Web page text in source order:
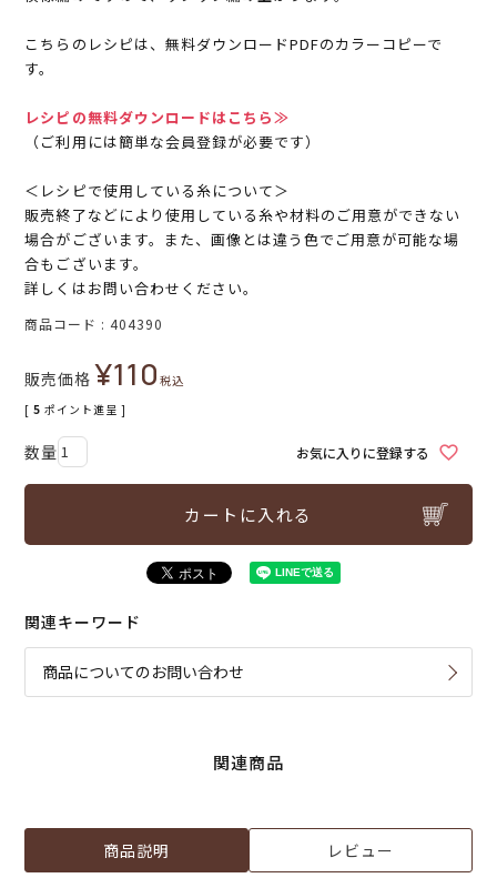
こちらのレシピは、無料ダウンロードPDFのカラーコピーで
す。
レシピの無料ダウンロードはこちら≫
（ご利用には簡単な会員登録が必要です）
＜レシピで使用している糸について＞
販売終了などにより使用している糸や材料のご用意ができない
場合がございます。また、画像とは違う色でご用意が可能な場
合もございます。
詳しくはお問い合わせください。
商品コード 404390
販売価格 ¥110税込
[ 5 ポイント進呈 ]
お気に入りに登録する
カートに入れる
関連キーワード
商品についてのお問い合わせ
関連商品
商品説明 レビュー